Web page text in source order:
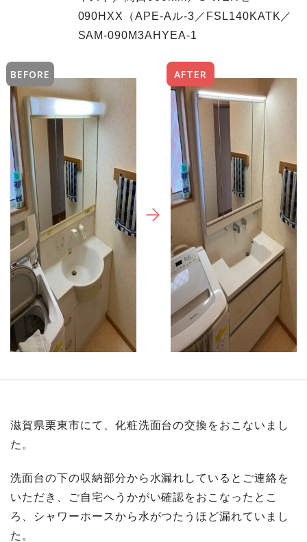
090HXX（APE-Aル‐3／FSL140KATK／
SAM-090M3AHYEA-1
BEFORE AFTER
滋賀県栗東市にて、化粧洗面台の交換をおこないまし
た。
洗面台の下の収納部分から水漏れしているとご連絡を
いただき、ご自宅へうかがい確認をおこなったとこ
ろ、シャワーホースから水がつたうほど漏れていまし
た。